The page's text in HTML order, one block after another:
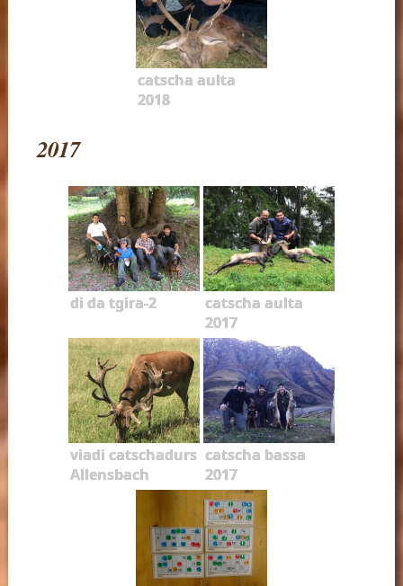
catscha aulta
2018
2017
di da tgira-2
catscha aulta
2017
viadi catschadurs
Allensbach
catscha bassa
2017